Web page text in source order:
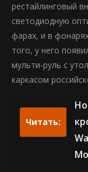
рестайлинговый
светодиодную
фарах, и в
того, у него
мульти-руль с
каркасом
Читать: